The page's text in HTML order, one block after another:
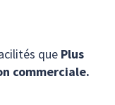
que Plus
commerciale.